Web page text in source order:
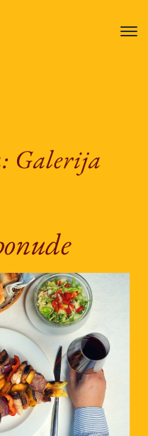
Galerija